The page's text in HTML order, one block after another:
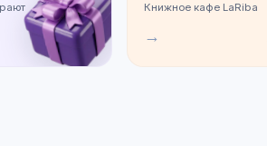
Книжное кафе LaRiba
→